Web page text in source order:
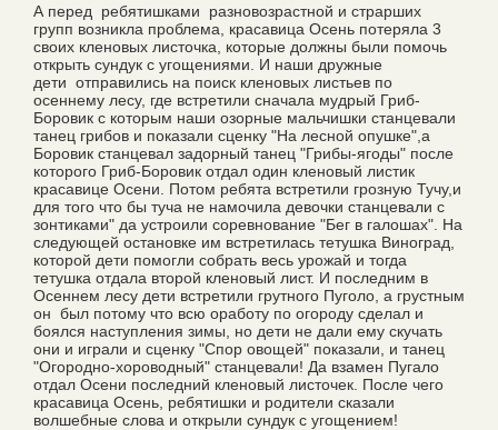
А перед ребятишками разновозрастной и страрших
групп возникла проблема, красавица Осень потеряла 3
своих кленовых листочка, которые должны были помочь
открыть сундук с угощениями. И наши дружные
дети отправились на поиск кленовых листьев по
осеннему лесу, где встретили сначала мудрый Гриб-
Боровик с которым наши озорные мальчишки станцевали
танец грибов и показали сценку "На лесной опушке",а
Боровик станцевал задорный танец "Грибы-ягоды" после
которого Гриб-Боровик отдал один кленовый листик
красавице Осени. Потом ребята встретили грозную Тучу,и
для того что бы туча не намочила девочки станцевали с
зонтиками" да устроили соревнование "Бег в галошах". На
следующей остановке им встретилась тетушка Виноград,
которой дети помогли собрать весь урожай и тогда
тетушка отдала второй кленовый лист. И последним в
Осеннем лесу дети встретили грутного Пуголо, а грустным
он был потому что всю оработу по огороду сделал и
боялся наступления зимы, но дети не дали ему скучать
они и играли и сценку "Спор овощей" показали, и танец
"Огородно-хороводный" станцевали! Да взамен Пугало
отдал Осени последний кленовый листочек. После чего
красавица Осень, ребятишки и родители сказали
волшебные слова и открыли сундук с угощением!